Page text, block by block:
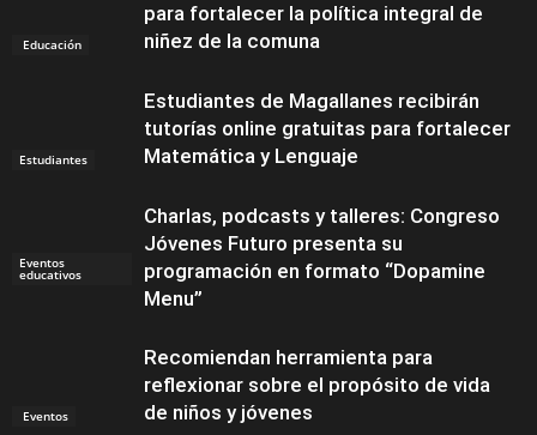
Educación
para fortalecer la política integral de
niñez de la comuna
Estudiantes
Estudiantes de Magallanes recibirán
tutorías online gratuitas para fortalecer
Matemática y Lenguaje
Eventos
educativos
Charlas, podcasts y talleres: Congreso
Jóvenes Futuro presenta su
programación en formato “Dopamine
Menu”
Eventos
Recomiendan herramienta para
reflexionar sobre el propósito de vida
de niños y jóvenes